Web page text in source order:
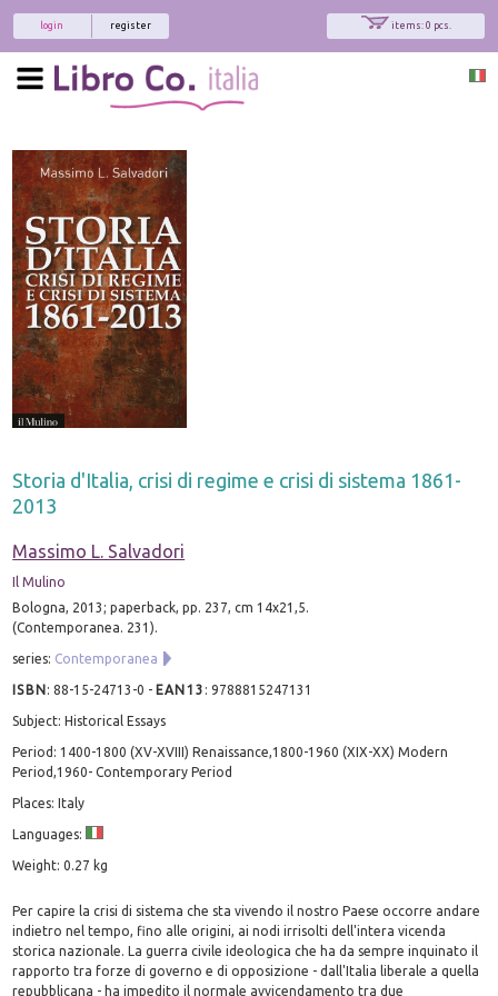
items: 0 pcs.
register
login
Storia d'Italia, crisi di regime e crisi di sistema 1861-
2013
Massimo L. Salvadori
Il Mulino
Bologna, 2013; paperback, pp. 237, cm 14x21,5.
(Contemporanea. 231).
series: Contemporanea
ISBN:88-15-24713-0 - EAN13 :9788815247131
Subject: Historical Essays
Period: 1400-1800 (XV-XVIII) Renaissance,1800-1960 (XIX-XX) Modern
Period,1960- Contemporary Period
Places: Italy
Languages:
Weight: 0.27 kg
Per capire la crisi di sistema che sta vivendo il nostro Paese occorre andare
indietro nel tempo, fino alle origini, ai nodi irrisolti dell'intera vicenda
storica nazionale. La guerra civile ideologica che ha da sempre inquinato il
rapporto tra forze di governo e di opposizione - dall'Italia liberale a quella
repubblicana - ha impedito il normale avvicendamento tra due